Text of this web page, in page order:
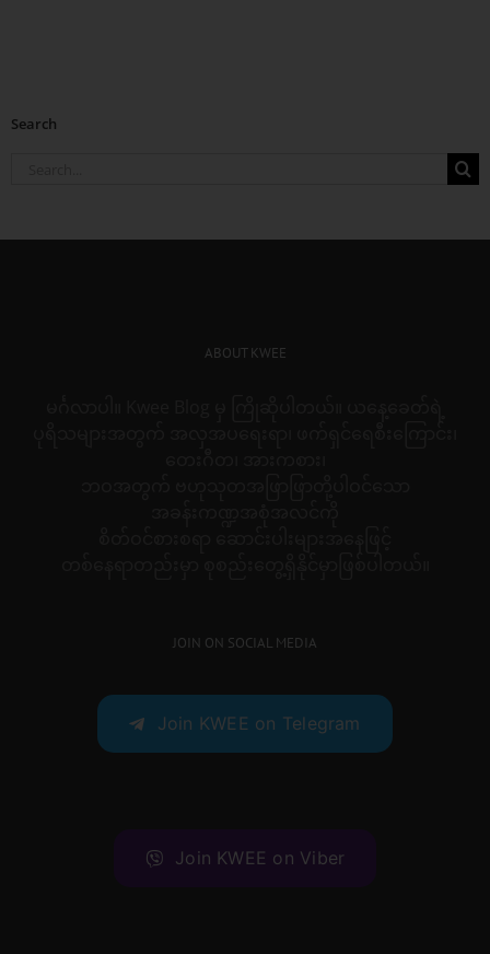
Search
ABOUT KWEE
JOIN ON SOCIAL MEDIA
Join KWEE on Telegram
Join KWEE on Viber